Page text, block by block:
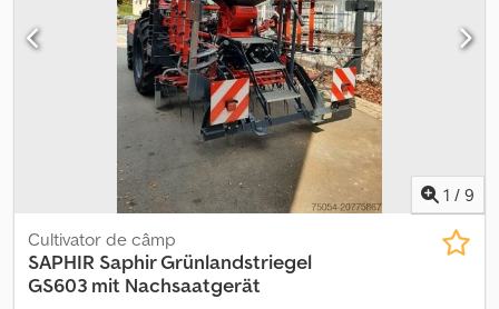
1 / 9
Cultivator de câmp
SAPHIR Saphir Grünlandstriegel
GS603 mit Nachsaatgerät